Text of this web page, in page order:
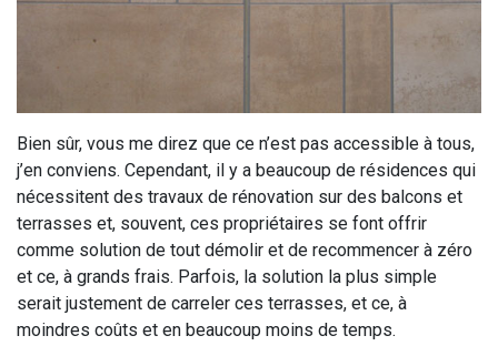
Bien sûr, vous me direz que ce n’est pas accessible à tous,
j’en conviens. Cependant, il y a beaucoup de résidences qui
nécessitent des travaux de rénovation sur des balcons et
terrasses et, souvent, ces propriétaires se font offrir
comme solution de tout démolir et de recommencer à zéro
et ce, à grands frais. Parfois, la solution la plus simple
serait justement de carreler ces terrasses, et ce, à
moindres coûts et en beaucoup moins de temps.